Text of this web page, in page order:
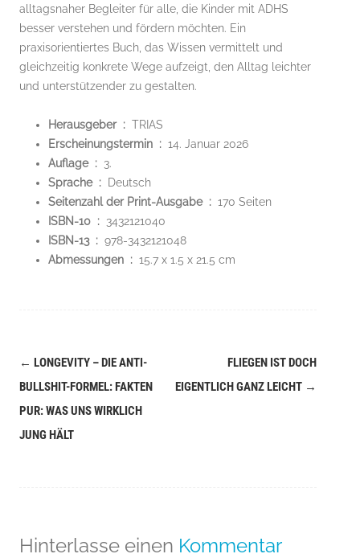
alltagsnaher Begleiter für alle, die Kinder mit ADHS
besser verstehen und fördern möchten. Ein
praxisorientiertes Buch, das Wissen vermittelt und
gleichzeitig konkrete Wege aufzeigt, den Alltag leichter
und unterstützender zu gestalten.
Herausgeber ‏ : ‎ TRIAS
Erscheinungstermin ‏ : ‎ 14. Januar 2026
Auflage ‏ : ‎ 3.
Sprache ‏ : ‎
Deutsch
Seitenzahl der Print-Ausgabe ‏ : ‎ 170 Seiten
ISBN-10 ‏ : ‎ 3432121040
ISBN-13 ‏ : ‎ 978-3432121048
Abmessungen ‏ : ‎ 15.7 x 1.5 x 21.5 cm
Navigation
(Beiträge)
← LONGEVITY – DIE ANTI-
BULLSHIT-FORMEL: FAKTEN
PUR: WAS UNS WIRKLICH
JUNG HÄLT
FLIEGEN IST DOCH
EIGENTLICH GANZ LEICHT →
Hinterlasse einen Kommentar